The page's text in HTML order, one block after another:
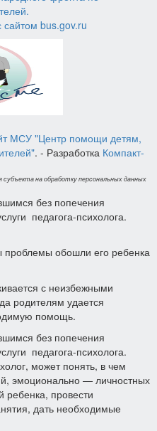
сайтом bus.gov.ru
МСУ "Центр помощи детям,
. - Разработка Компакт-
на обработку персональных данных
без попечения
педагога-психолога.
проблемы обошли его ребенка
с неизбежными
родителям удается
помощь.
без попечения
педагога-психолога.
может понять, в чем
эмоционально — личностных
ребенка, провести
дать необходимые